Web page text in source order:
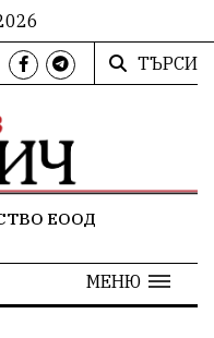
ТЪРСИ
ЕООД
МЕНЮ